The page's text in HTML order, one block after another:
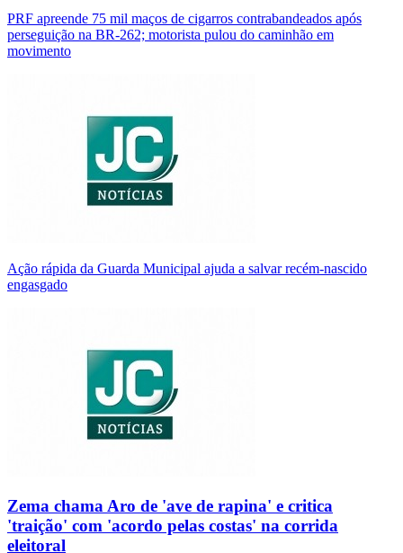
PRF apreende 75 mil maços de cigarros contrabandeados após
perseguição na BR-262; motorista pulou do caminhão em
movimento
Ação rápida da Guarda Municipal ajuda a salvar recém-nascido
engasgado
Zema chama Aro de 'ave de rapina' e critica
'traição' com 'acordo pelas costas' na corrida
eleitoral